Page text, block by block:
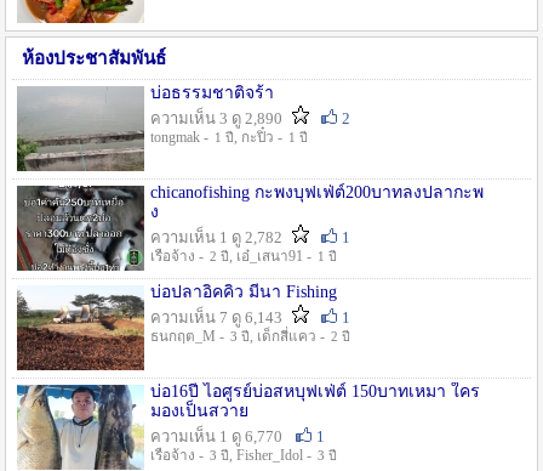
ห้องประชาสัมพันธ์
บ่อธรรมชาติจร้า
ความเห็น 3 ดู 2,890
2
tongmak - 1 ปี , กะปิ๋ว - 1 ปี
chicanofishing กะพงบุฟเฟ่ต์200บาทลงปลากะพ
ง
ความเห็น 1 ดู 2,782
1
เรือจ้าง - 2 ปี , เอ๋_เสนา91 - 1 ปี
บ่อปลาอิคคิว มีนา Fishing
ความเห็น 7 ดู 6,143
1
ธนกฤต_M - 3 ปี , เด็กสี่แคว - 2 ปี
บ่อ16ปี ไอศูรย์บ่อสหบุฟเฟ่ต์ 150บาทเหมา ใคร
มองเป็นสวาย
ความเห็น 1 ดู 6,770
1
เรือจ้าง - 3 ปี , Fisher_Idol - 3 ปี